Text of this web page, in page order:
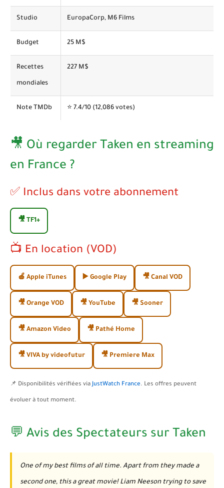
Studio EuropaCorp, M6 Films
Budget 25 M$
Recettes
mondiales
227 M$
Note TMDb ⭐ 7.4/10 (12,086 votes)
🎥 Où regarder Taken en streaming
en France ?
✅ Inclus dans votre abonnement
🎥 TF1+
📺 En location (VOD)
🍎 Apple iTunes ▶️ Google Play 🎥 Canal VOD
🎥 Orange VOD 🎥 YouTube 🎥 Sooner
🎥 Amazon Video 🎥 Pathé Home
🎥 VIVA by videofutur 🎥 Premiere Max
📌 Disponibilités vérifiées viaJustWatch France. Les offres peuvent
évoluer à tout moment.
💬 Avis des Spectateurs sur Taken
One of my best films of all time. Apart from they made a
second one, this a great movie! Liam Neeson trying to save